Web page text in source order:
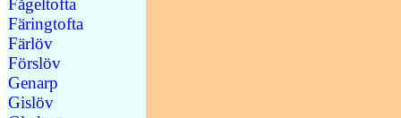
Färingtofta
Färlöv
Förslöv
Genarp
Gislöv